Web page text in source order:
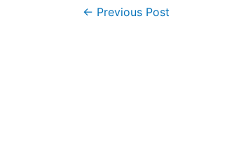
Post← Previous Post